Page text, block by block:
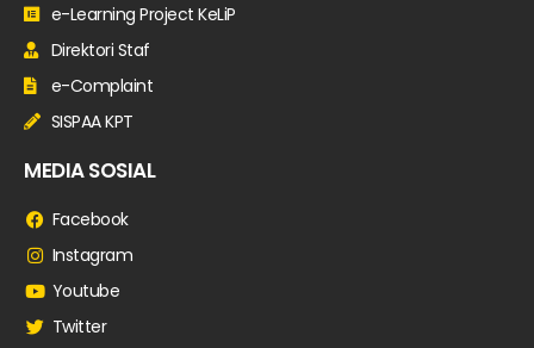
e-Learning Project KeLiP
Direktori Staf
e-Complaint
SISPAA KPT
MEDIA SOSIAL
Facebook
Instagram
Youtube
Twitter